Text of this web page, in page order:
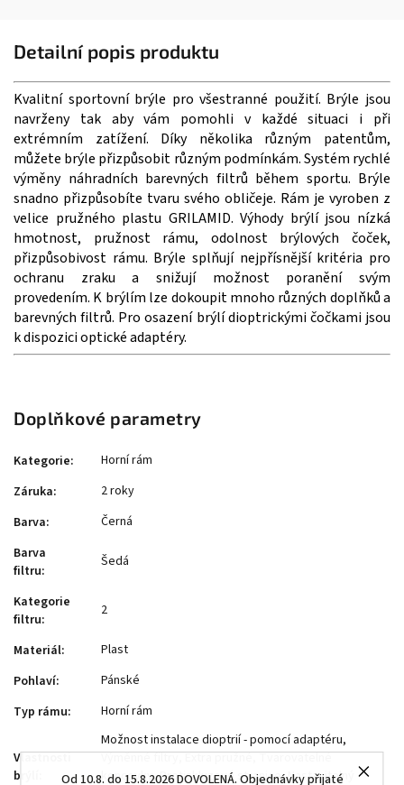
Od 10.8. do 15.8.2026 DOVOLENÁ. Objednávky přijaté
Detailní popis produktu
Kvalitní sportovní brýle pro všestranné použití. Brýle jsou
navrženy tak aby vám pomohli v každé situaci i při
extrémním zatížení. Díky několika různým patentům,
můžete brýle přizpůsobit různým podmínkám. Systém rychlé
výměny náhradních barevných filtrů během sportu. Brýle
snadno přizpůsobíte tvaru svého obličeje. Rám je vyroben z
velice pružného plastu GRILAMID.Výhody brýlí jsou nízká
hmotnost, pružnost rámu, odolnost brýlových čoček,
přizpůsobivost rámu. Brýle splňují nejpřísnější kritéria pro
ochranu zraku a snižují možnost poranění svým
provedením. K brýlím lze dokoupit mnoho různých doplňků a
barevných filtrů. Pro osazení brýlí dioptrickými čočkami jsou
k dispozici optické adaptéry.
Doplňkové parametry
Kategorie:
Horní rám
Záruka:
2 roky
Barva:
Černá
Barva
filtru:
Šedá
Kategorie
filtru:
2
Materiál:
Plast
Pohlaví:
Pánské
Typ rámu: Horní rám
Vlastnosti
brýlí
Možnost instalace dioptrií - pomocí adaptéru,
Výměnné filtry, Extra pružné, Tvarovatelné
koncovky, Protiskluzové stranice, Nastavitelný